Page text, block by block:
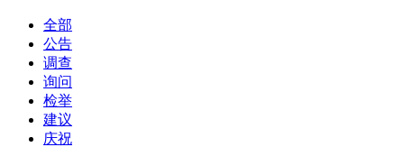
全部
公告
调查
询问
检举
建议
庆祝